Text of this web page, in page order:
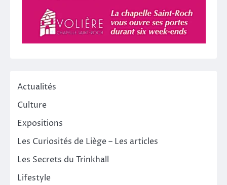
Actualités
Culture
Expositions
Les Curiosités de Liège – Les articles
Les Secrets du Trinkhall
Lifestyle